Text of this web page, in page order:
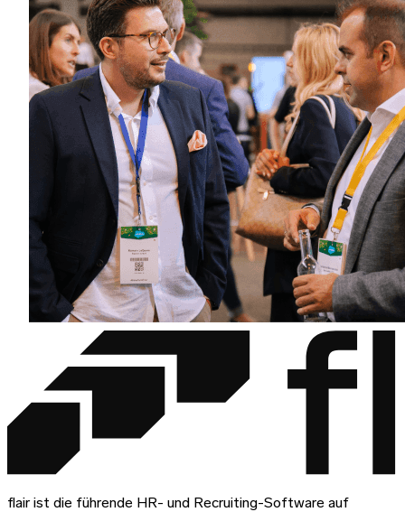
flair ist die führende HR- und Recruiting-Software auf